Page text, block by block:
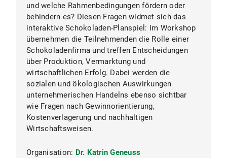
und welche Rahmenbedingungen fördern oder
behindern es? Diesen Fragen widmet sich das
interaktive Schokoladen-Planspiel: Im Workshop
übernehmen die Teilnehmenden die Rolle einer
Schokoladenfirma und treffen Entscheidungen
über Produktion, Vermarktung und
wirtschaftlichen Erfolg. Dabei werden die
sozialen und ökologischen Auswirkungen
unternehmerischen Handelns ebenso sichtbar
wie Fragen nach Gewinnorientierung,
Kostenverlagerung und nachhaltigen
Wirtschaftsweisen.
Organisation: Dr. Katrin Geneuss